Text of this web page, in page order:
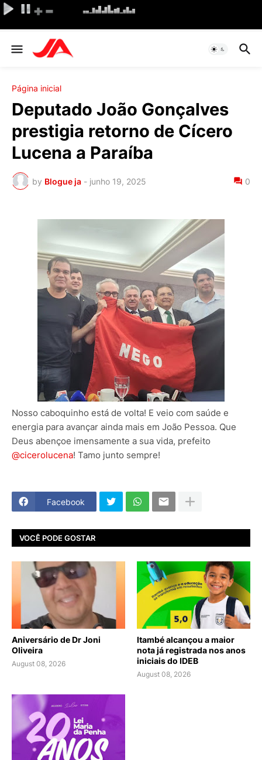
Página inicial
Deputado João Gonçalves
prestigia retorno de Cícero
Lucena a Paraíba
by Blogue ja - junho 19, 2025 0
Nosso caboquinho está de volta! E veio com saúde e
energia para avançar ainda mais em João Pessoa. Que
Deus abençoe imensamente a sua vida, prefeito
@cicerolucena! Tamo junto sempre!
Facebook
VOCÊ PODE GOSTAR
Aniversário de Dr Joni
Oliveira
August 08, 2026
Itambé alcançou a maior
nota já registrada nos anos
iniciais do IDEB
August 08, 2026